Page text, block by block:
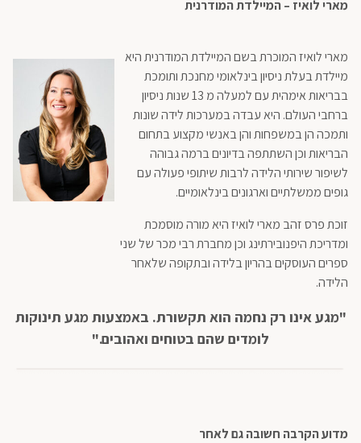
מארי לואיז – המיילדת המודרנית
מארי לואיז המוכרת בשם המיילדת המודרנית היא
מיילדת בעלת ניסיון בינלאומי מחנכת ותומכת
בבריאות אימהית עם למעלה מ 13 שנות ניסיון
ברחבי העולם. היא עבדה במערכות לידה שונות
ותמכה הן במשפחות והן באנשי מקצוע בתחום
הבריאות וכן השתתפה בדיונים ברמה גבוהה
לשיפור שירותי הלידה לרבות שיתופי פעולה עם
גופים ממשלתיים וארגונים בינלאומיים.
זוכת פרס זהב מארי לואיז היא מורה מוסמכת
ומדריכת היפנובירתינג וכן מחברת רבי מכר של שני
ספרים העוסקים בהריון בלידה ובתקופה שלאחר
הלידה.
"מגע אינו רק נחמה הוא תקשורת. באמצעות מגע תינוקות
לומדים שהם בטוחים ואהובים."
מדוע הקרבה חשובה גם לאחר